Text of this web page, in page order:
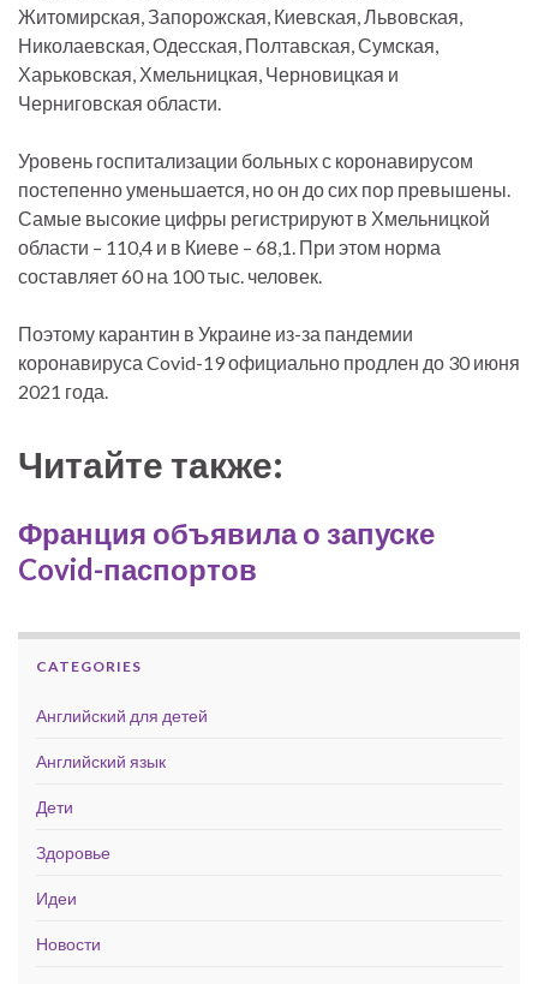
Житомирская, Запорожская, Киевская, Львовская,
Николаевская, Одесская, Полтавская, Сумская,
Харьковская, Хмельницкая, Черновицкая и
Черниговская области.
Уровень госпитализации больных с коронавирусом
постепенно уменьшается, но он до сих пор превышены.
Самые высокие цифры регистрируют в Хмельницкой
области – 110,4 и в Киеве – 68,1. При этом норма
составляет 60 на 100 тыс. человек.
Поэтому карантин в Украине из-за пандемии
коронавируса Covid-19 официально продлен до 30 июня
2021 года.
Читайте также:
Франция объявила о запуске
Covid-паспортов
CATEGORIES
Английский для детей
Английский язык
Дети
Здоровье
Идеи
Новости